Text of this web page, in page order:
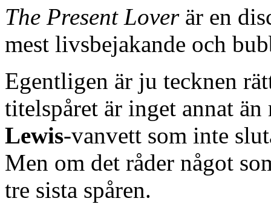
The Present Loverär en
mest livsbejakande och
Egentligen är ju tecknen
titelspåret är inget annat
Lewis-vanvett som inte
Men om det råder något
tre sista spåren.